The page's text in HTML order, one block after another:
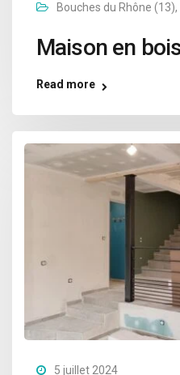
Bouches du Rhône (13),
Maison en
Read more
5 juillet 2024